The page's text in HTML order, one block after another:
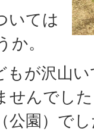
いては
。
もが沢山
せんでし
公園）で